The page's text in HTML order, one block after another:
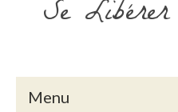
Se
Menu